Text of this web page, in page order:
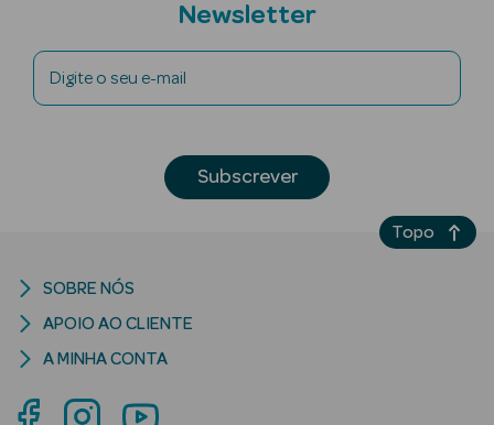
Fixador de
Máscara de
Pestanas
Newsletter
Digite o seu e-mail
Subscrever
SOBRE NÓS
APOIO AO CLIENTE
A MINHA CONTA
Topo